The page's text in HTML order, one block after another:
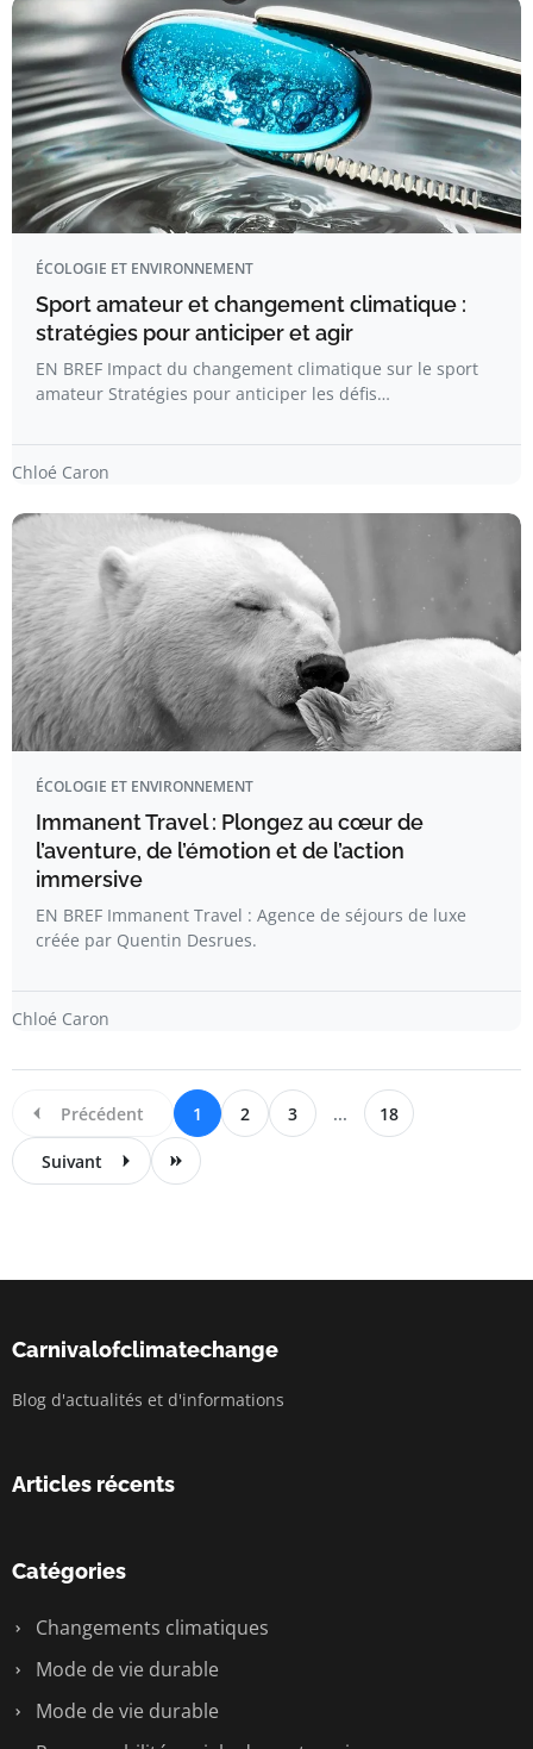
ÉCOLOGIE ET ENVIRONNEMENT
Sport amateur et changement climatique :
stratégies pour anticiper et agir
EN BREF Impact du changement climatique sur le sport
amateur Stratégies pour anticiper les défis…
Chloé Caron
ÉCOLOGIE ET ENVIRONNEMENT
Immanent Travel : Plongez au cœur de
l’aventure, de l’émotion et de l’action
immersive
EN BREF Immanent Travel : Agence de séjours de luxe
créée par Quentin Desrues.
Chloé Caron
Précédent 1 2 3 ... 18
Suivant
Carnivalofclimatechange
Blog d'actualités et d'informations
Articles récents
Catégories
Changements climatiques
Mode de vie durable
Mode de vie durable